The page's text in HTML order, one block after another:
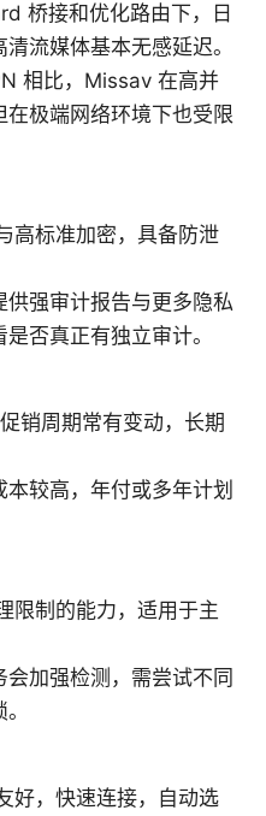
桥接和优化路由下，日
流媒体基本无感延迟。
相比，Missav 在高并
极端网络环境下也受限
高标准加密，具备防泄
强审计报告与更多隐私
否真正有独立审计。
销周期常有变动，长期
较高，年付或多年计划
限制的能力，适用于主
加强检测，需尝试不同
好，快速连接，自动选